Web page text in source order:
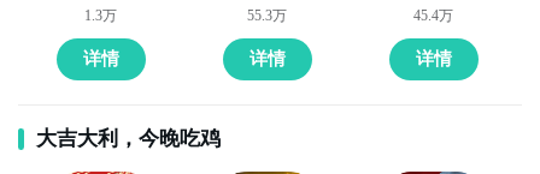
方法二： 下载九游APP，订阅心茧的开测提醒
1.3万
详情
55.3万
详情
45.4万
详情
大吉大利，今晚吃鸡